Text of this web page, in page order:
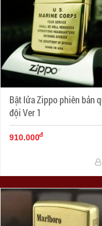
Bật lửa Zippo phiên bản
đội Ver 1
910.000đ